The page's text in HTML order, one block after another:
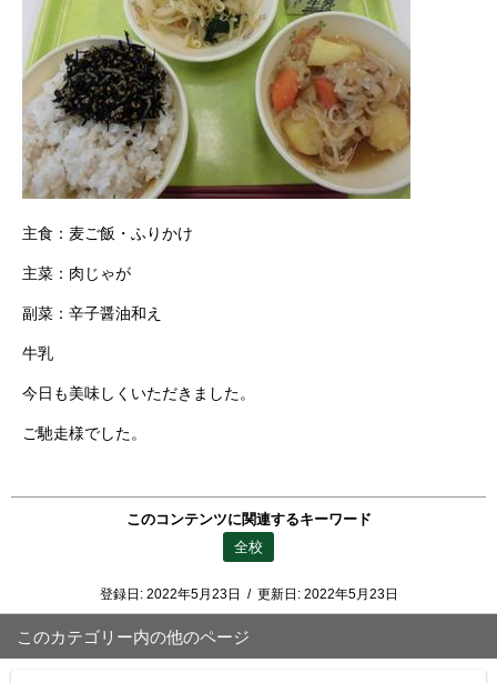
主食：麦ご飯・ふりかけ
主菜：肉じゃが
副菜：辛子醤油和え
牛乳
今日も美味しくいただきました。
ご馳走様でした。
このコンテンツに関連するキーワード
全校
登録日: 2022年5月23日 / 更新日: 2022年5月23日
このカテゴリー内の他のページ